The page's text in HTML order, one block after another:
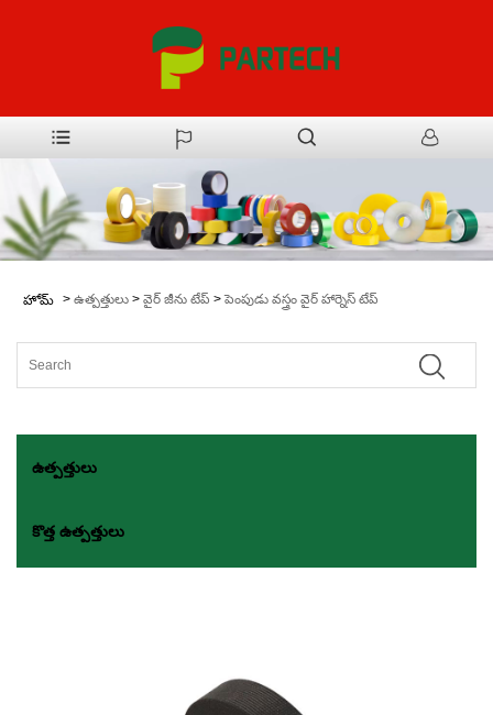
హోమ్ > ఉత్పత్తులు > వైర్ జీను టేప్ >పెంపుడు వస్త్రం వైర్ హార్నెస్ టేప్
ఉత్పత్తులు
కొత్త ఉత్పత్తులు